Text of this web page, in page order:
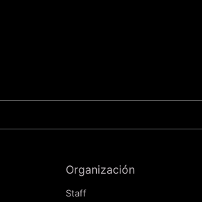
Organización
Staff